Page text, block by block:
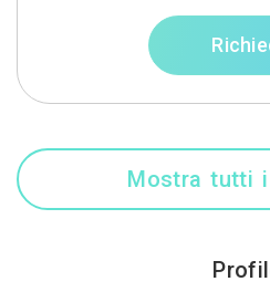
Mostra tutti